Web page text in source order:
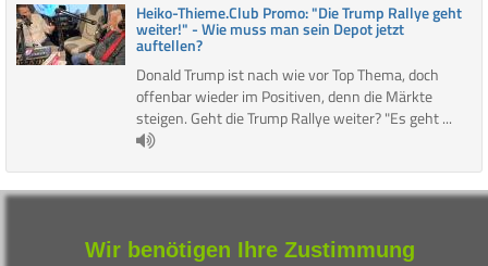
Heiko-Thieme.Club Promo: "Die Trump Rallye geht
weiter!" - Wie muss man sein Depot jetzt
auftellen?
Donald Trump ist nach wie vor Top Thema, doch
offenbar wieder im Positiven, denn die Märkte
steigen. Geht die Trump Rallye weiter? "Es geht ...
Wir benötigen Ihre Zustimmung